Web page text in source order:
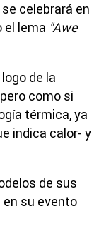
celebrará en
el lema "Awe
de la
como si
térmica, ya
indica calor- y
de sus
su evento